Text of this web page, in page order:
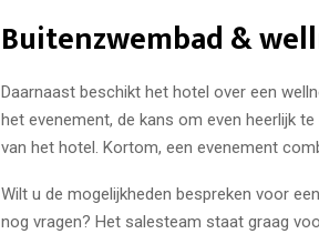
Buitenzwembad &
Daarnaast beschikt het hotel over een
het evenement, de kans om even heerlijk
van het hotel. Kortom, een evenement
Wilt u de mogelijkheden bespreken voor
nog vragen? Het salesteam staat graag